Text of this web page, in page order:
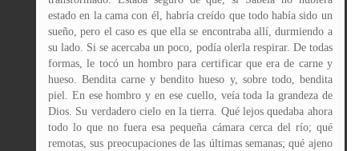
estado en la cama con él, habría creído que todo había sido un
sueño, pero el caso es que ella se encontraba allí, durmiendo a
su lado. Si se acercaba un poco, podía olerla respirar. De todas
formas, le tocó un hombro para certificar que era de carne y
hueso. Bendita carne y bendito hueso y, sobre todo, bendita
piel. En ese hombro y en ese cuello, veía toda la grandeza de
Dios. Su verdadero cielo en la tierra. Qué lejos quedaba ahora
todo lo que no fuera esa pequeña cámara cerca del río; qué
remotas, sus preocupaciones de las últimas semanas; qué ajeno